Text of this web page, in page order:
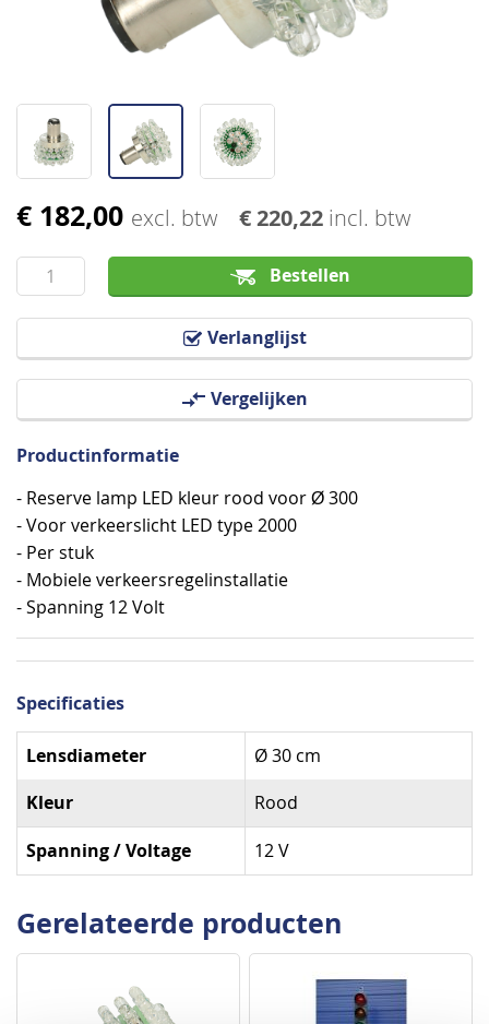
€ 182,00 excl. btw € 220,22 incl. btw
Bestellen
Verlanglijst
Vergelijken
Ga
het
begin
van
Productinformatie
- Reserve lamp LED kleur rood voor Ø 300
- Voor verkeerslicht LED type 2000
- Per stuk
- Mobiele verkeersregelinstallatie
- Spanning 12 Volt
Specificaties
Specificaties
Lensdiameter Ø 30 cm
Kleur Rood
Spanning / Voltage 12 V
Gerelateerde producten